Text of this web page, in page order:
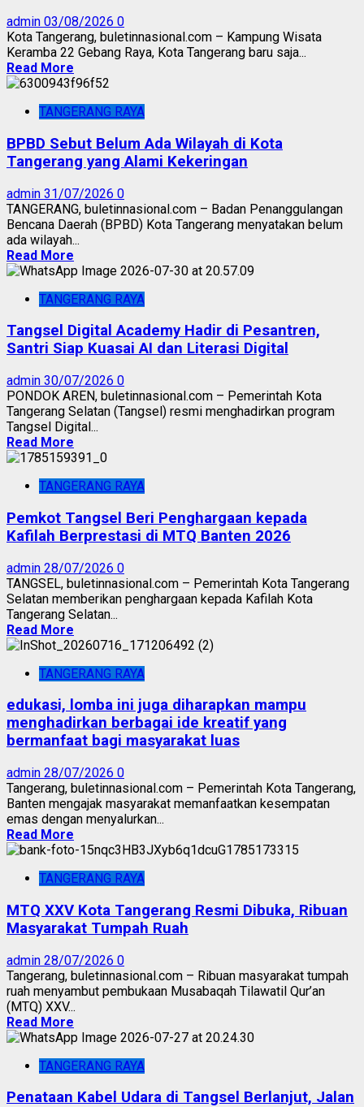
admin 03/08/2026 0
Kota Tangerang, buletinnasional.com – Kampung Wisata
Keramba 22 Gebang Raya, Kota Tangerang baru saja...
Read More
TANGERANG RAYA
BPBD Sebut Belum Ada Wilayah di Kota
Tangerang yang Alami Kekeringan
admin 31/07/2026 0
TANGERANG, buletinnasional.com – Badan Penanggulangan
Bencana Daerah (BPBD) Kota Tangerang menyatakan belum
ada wilayah...
Read More
TANGERANG RAYA
Tangsel Digital Academy Hadir di Pesantren,
Santri Siap Kuasai AI dan Literasi Digital
admin 30/07/2026 0
PONDOK AREN, buletinnasional.com – Pemerintah Kota
Tangerang Selatan (Tangsel) resmi menghadirkan program
Tangsel Digital...
Read More
TANGERANG RAYA
Pemkot Tangsel Beri Penghargaan kepada
Kafilah Berprestasi di MTQ Banten 2026
admin 28/07/2026 0
TANGSEL, buletinnasional.com – Pemerintah Kota Tangerang
Selatan memberikan penghargaan kepada Kafilah Kota
Tangerang Selatan...
Read More
TANGERANG RAYA
edukasi, lomba ini juga diharapkan mampu
menghadirkan berbagai ide kreatif yang
bermanfaat bagi masyarakat luas
admin 28/07/2026 0
Tangerang, buletinnasional.com – Pemerintah Kota Tangerang,
Banten mengajak masyarakat memanfaatkan kesempatan
emas dengan menyalurkan...
Read More
TANGERANG RAYA
MTQ XXV Kota Tangerang Resmi Dibuka, Ribuan
Masyarakat Tumpah Ruah
admin 28/07/2026 0
Tangerang, buletinnasional.com – Ribuan masyarakat tumpah
ruah menyambut pembukaan Musabaqah Tilawatil Qur’an
(MTQ) XXV...
Read More
TANGERANG RAYA
Penataan Kabel Udara di Tangsel Berlanjut, Jalan